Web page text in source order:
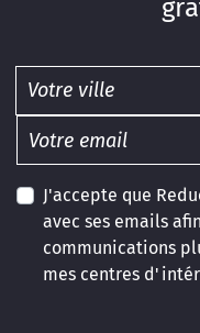
J'accepte que
avec ses emails
communications
mes centres